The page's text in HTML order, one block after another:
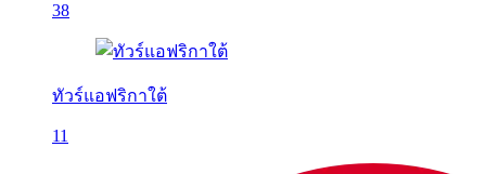
38
ทัวร์แอฟริกาใต้
11